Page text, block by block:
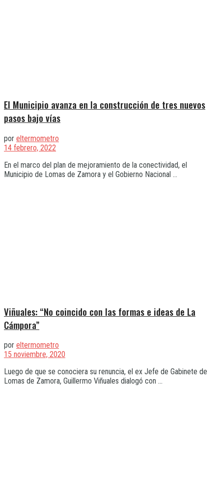
El Municipio avanza en la construcción de tres nuevos
pasos bajo vías
por eltermometro
14 febrero, 2022
En el marco del plan de mejoramiento de la conectividad, el
Municipio de Lomas de Zamora y el Gobierno Nacional ...
Viñuales: “No coincido con las formas e ideas de La
Cámpora”
por eltermometro
15 noviembre, 2020
Luego de que se conociera su renuncia, el ex Jefe de Gabinete de
Lomas de Zamora, Guillermo Viñuales dialogó con ...